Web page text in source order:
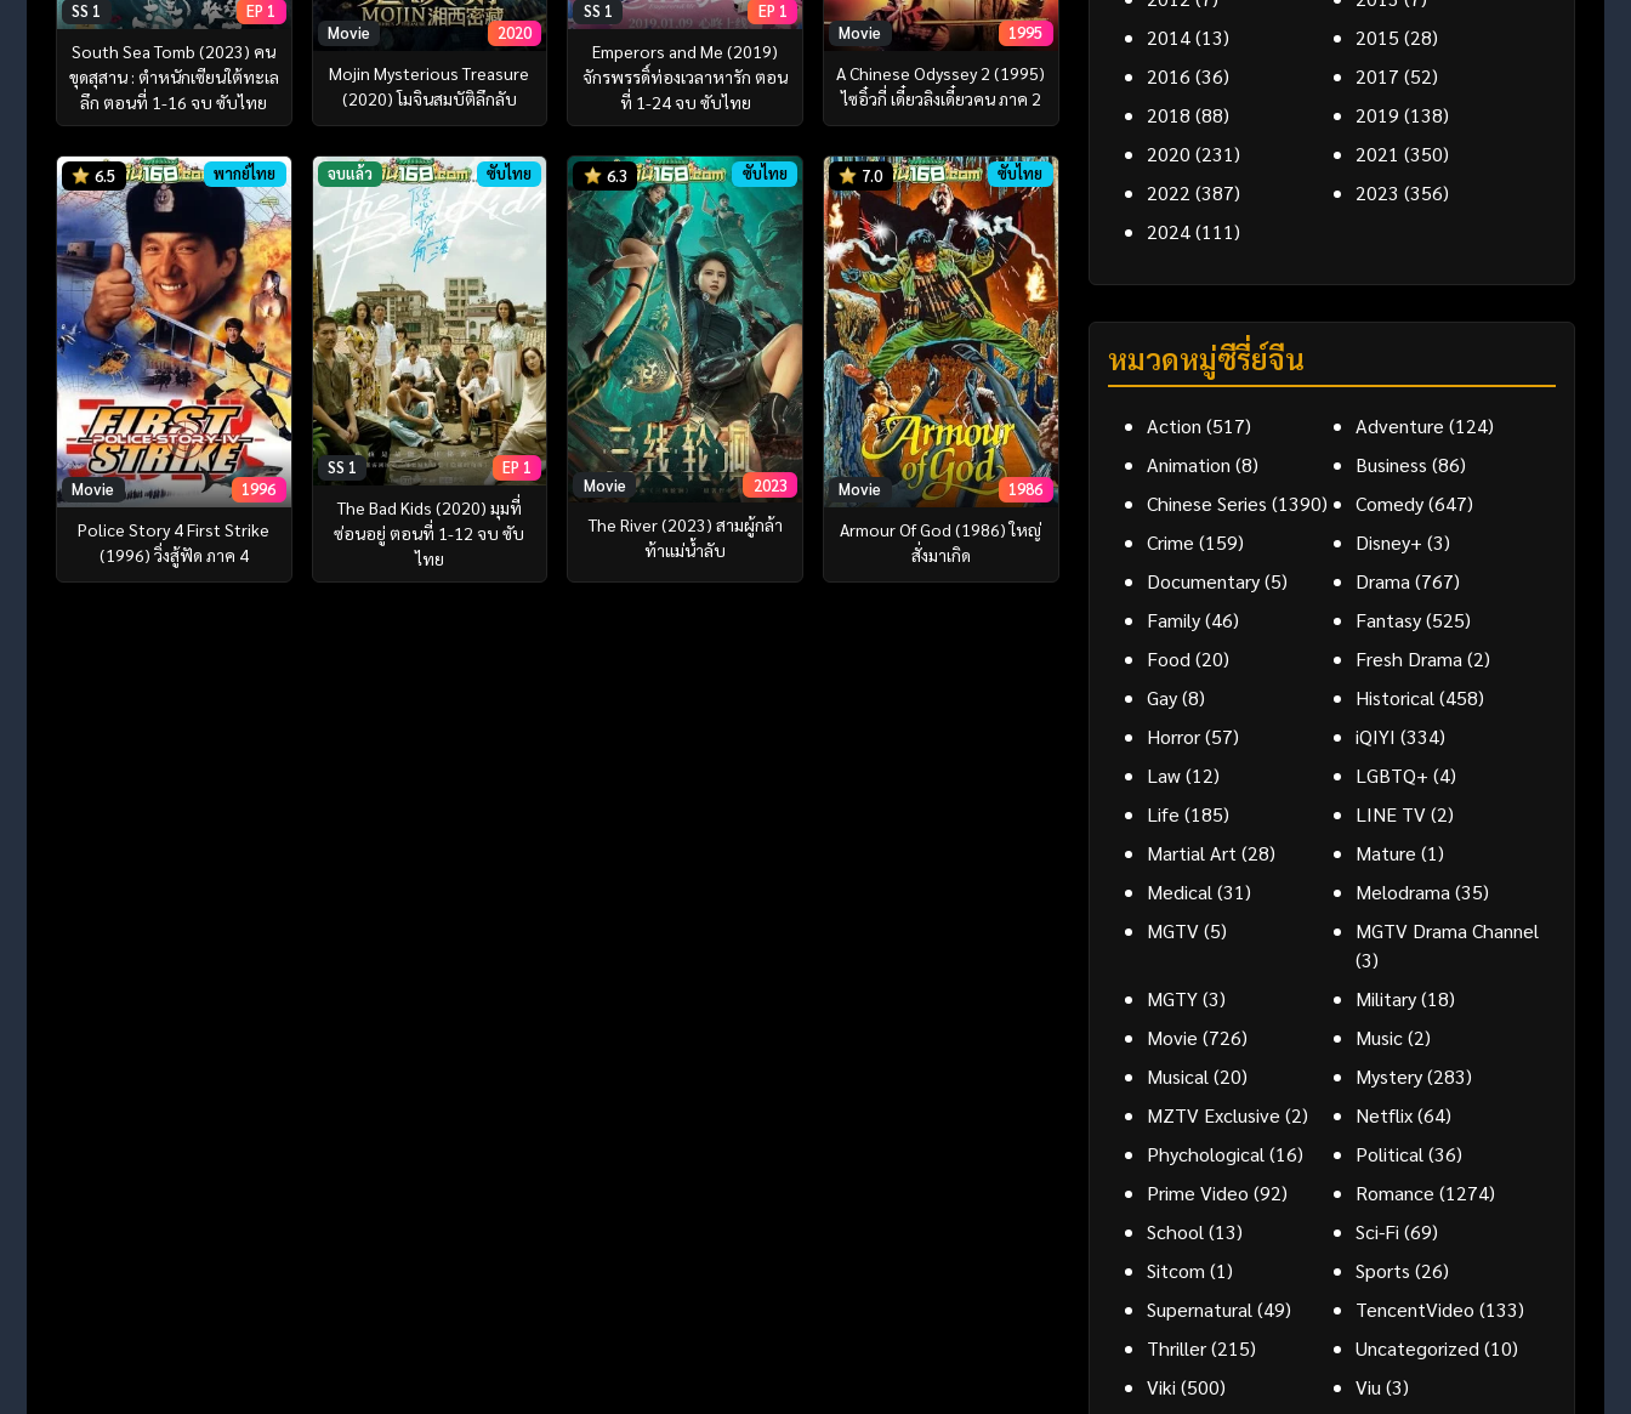
SS 1 EP 1
South Sea Tomb (2023) คน
ขุดสุสาน : ตำหนักเซียนใต้ทะเล
ลึก ตอนที่ 1-16 จบ ซับไทย
Movie 2020
Mojin Mysterious Treasure
(2020) โมจินสมบัติลึกลับ
SS 1 EP 1
Emperors and Me (2019)
จักรพรรดิ์ท่องเวลาหารัก ตอน
ที่ 1-24 จบ ซับไทย
Movie 1995
A Chinese Odyssey 2 (1995)
ไซอิ๋วกี่ เดี๋ยวลิงเดี๋ยวคน ภาค 2
6.5 พากย์ไทย
Movie 1996
Police Story 4 First Strike
(1996) วิ่งสู้ฟัด ภาค 4
จบแล้ว ซับไทย
SS 1 EP 1
The Bad Kids (2020) มุมที่
ซ่อนอยู่ ตอนที่ 1-12 จบ ซับ
ไทย
6.3 ซับไทย
Movie 2023
The River (2023) สามผู้กล้า
ท้าแม่น้ำลับ
7.0 ซับไทย
Movie 1986
Armour Of God (1986) ใหญ่
สั่งมาเกิด
2014(13) 2015 (28)
2016 (36) 2017 (52)
2018 (88) 2019 (138)
2020 (231) 2021 (350)
2022 (387) 2023 (356)
2024(111)
หมวดหมู่ซีรี่ย์จีน
Action (517) Adventure (124)
Animation (8) Business (86)
Chinese Series (1390) Comedy(647)
Crime (159) Disney+ (3)
Documentary(5) Drama(767)
Family(46) Fantasy(525)
Food(20) Fresh Drama(2)
Gay(8) Historical(458)
Horror(57) iQIYI (334)
Law(12) LGBTQ+ (4)
Life (185) LINE TV(2)
Martial Art(28) Mature (1)
Medical(31) Melodrama(35)
MGTV(5)
MGTV Drama Channel
(3)
MGTY(3) Military(18)
Movie (726) Music(2)
Musical(20) Mystery(283)
MZTV Exclusive (2) Netflix(64)
Phychological(16) Political(36)
Prime Video (92) Romance (1274)
School(13) Sci-Fi (69)
Sitcom (1) Sports (26)
Supernatural(49) TencentVideo (133)
Thriller(215) Uncategorized(10)
Viki (500) Viu(3)